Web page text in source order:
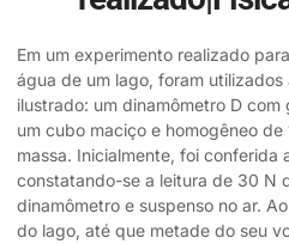
Em um experimento realizado
água de um lago, foram
ilustrado: um dinamômetro D
um cubo maciço e homogêneo
massa. Inicialmente, foi conferida
constatando-se a leitura de 30 N
dinamômetro e suspenso no ar.
do lago, até que metade do seu